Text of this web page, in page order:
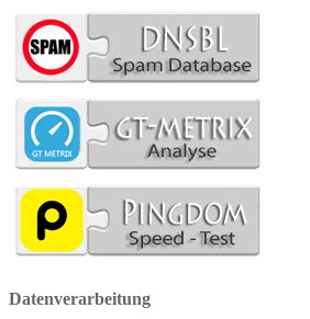
Datenverarbeitung